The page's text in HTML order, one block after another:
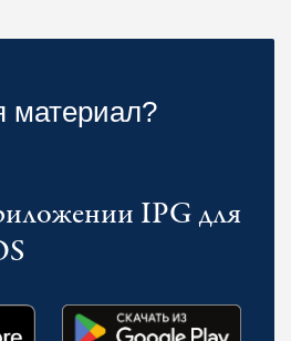
материал?
IPG для